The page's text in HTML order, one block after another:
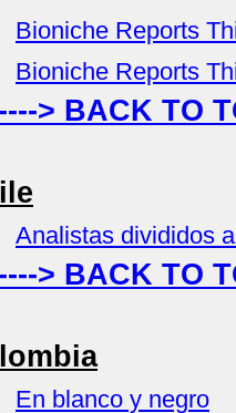
Bioniche Reports
Bioniche Reports
> BACK TO
Analistas divididos
> BACK TO
En blanco y negro